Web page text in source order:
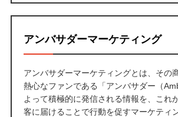
アンバサダーマーケティング
アンバサダーマーケティングとは、その
熱心なファンである「アンバサダー（
よって積極的に発信される情報を、これ
客に届けることで行動を促すマーケティ